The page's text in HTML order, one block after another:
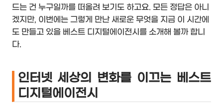
드는 건 누구일까를 떠올려 보기도 하고요. 모든 정답은 아니
겠지만, 이번에는 그렇게 만난 새로운 무엇을 지금 이 시간에
도 만들고 있을 베스트 디지털에이전시를 소개해 볼까 합니
다.
인터넷 세상의 변화를 이끄는 베스트
디지털에이전시